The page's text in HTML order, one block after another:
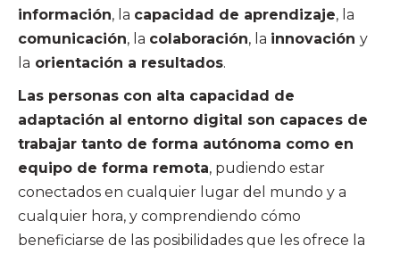
información, la capacidad de aprendizaje, la
comunicación, la colaboración, la innovación y
la orientación a resultados.
Las personas con alta capacidad de
adaptación al entorno digital son capaces de
trabajar tanto de forma autónoma como en
equipo de forma remota, pudiendo estar
conectados en cualquier lugar del mundo y a
cualquier hora, y comprendiendo cómo
beneficiarse de las posibilidades que les ofrece la